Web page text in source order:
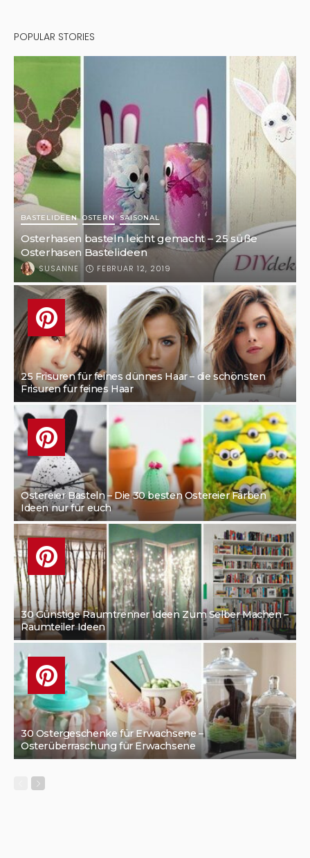
POPULAR STORIES
BASTELIDEEN OSTERN SAISONAL
Osterhasen basteln leicht gemacht – 25 süße
Osterhasen Bastelideen
SUSANNE FEBRUAR 12, 2019
25 Frisuren für feines dünnes Haar – die schönsten
Frisuren für feines Haar
Ostereier Basteln – Die 30 besten Ostereier Färben
Ideen nur für euch
30 Günstige Raumtrenner Ideen Zum Selber Machen –
Raumteiler Ideen
30 Ostergeschenke für Erwachsene –
Osterüberraschung für Erwachsene